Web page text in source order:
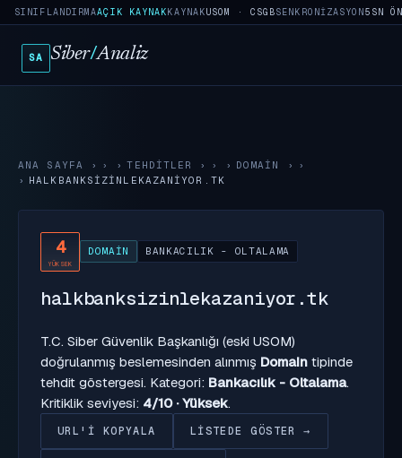
SINIFLANDIRMAAÇIK KAYNAKKAYNAKUSOM · CSGBSENKRONIZASYON5SN
SA Siber/Analiz
ANA SAYFA › TEHDITLER › DOMAIN
›
HALKBANKSIZINLEKAZANIYOR.TK
4
YÜKSEK
DOMAIN BANKACILIK - OLTALAMA
halkbanksizinlekazaniyor.tk
T.C. Siber Güvenlik Başkanlığı (eski USOM)
doğrulanmış beslemesinden alınmış Domain tipinde
tehdit göstergesi. Kategori: Bankacılık - Oltalama.
Kritiklik seviyesi: 4/10 · Yüksek.
URL'I KOPYALA LISTEDE GÖSTER →